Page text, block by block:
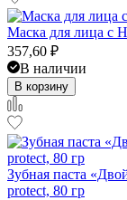
Маска для лица с
357,60 ₽
В наличии
В корзину
Зубная паста
protect, 80 гр